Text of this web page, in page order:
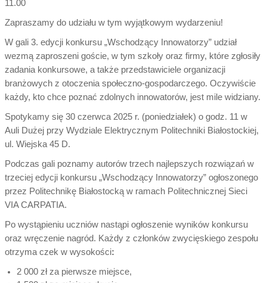
11.00
Zapraszamy do udziału w tym wyjątkowym wydarzeniu!
W gali 3. edycji konkursu „Wschodzący Innowatorzy” udział
wezmą zaproszeni goście, w tym szkoły oraz firmy, które zgłosiły
zadania konkursowe, a także przedstawiciele organizacji
branżowych z otoczenia społeczno-gospodarczego. Oczywiście
każdy, kto chce poznać zdolnych innowatorów, jest mile widziany.
Spotykamy się 30 czerwca 2025 r. (poniedziałek) o godz. 11 w
Auli Dużej przy Wydziale Elektrycznym Politechniki Białostockiej,
ul. Wiejska 45 D.
Podczas gali poznamy autorów trzech najlepszych rozwiązań w
trzeciej edycji konkursu „Wschodzący Innowatorzy” ogłoszonego
przez Politechnikę Białostocką w ramach Politechnicznej Sieci
VIA CARPATIA.
Po wystąpieniu uczniów nastąpi ogłoszenie wyników konkursu
oraz wręczenie nagród. Każdy z członków zwycięskiego zespołu
otrzyma czek w wysokości:
2 000 zł za pierwsze miejsce,